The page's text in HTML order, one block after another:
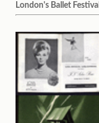
London's Ballet Festival